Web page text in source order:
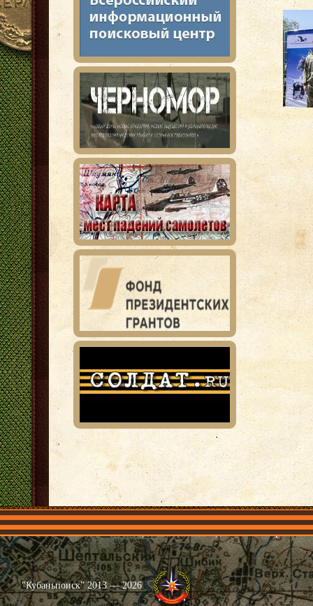
Главная Имена Общественные объединения Проекты
"Кубаньпоиск" 2013 — 2026